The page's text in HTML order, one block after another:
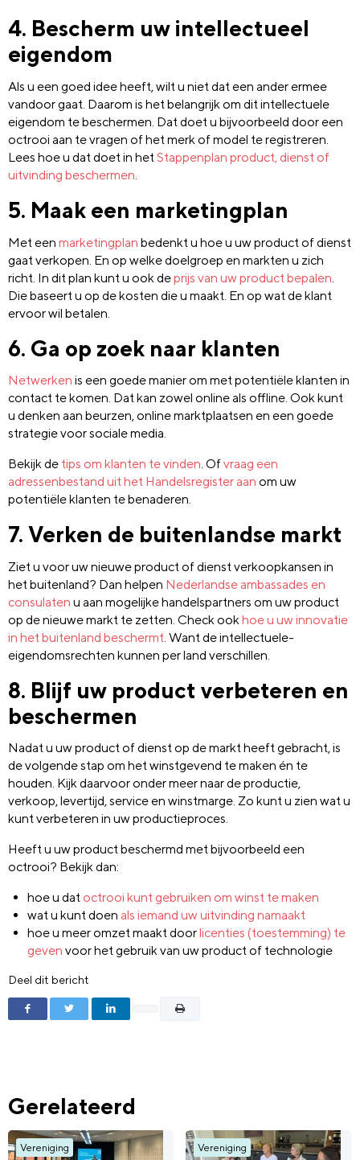
4. Bescherm uw intellectueel
eigendom
Als u een goed idee heeft, wilt u niet dat een ander ermee
vandoor gaat. Daarom is het belangrijk om dit intellectuele
eigendom te beschermen. Dat doet u bijvoorbeeld door een
octrooi aan te vragen of het merk of model te registreren.
Lees hoe u dat doet in hetStappenplan product, dienst of
uitvinding beschermen.
5. Maak een marketingplan
Met een marketingplan bedenkt u hoe u uw product of dienst
gaat verkopen. En op welke doelgroep en markten u zich
richt. In dit plan kunt u ook deprijs van uw product bepalen
Die baseert u op de kosten die u maakt. En op wat de klant
ervoor wil betalen.
6. Ga op zoek naar klanten
Netwerken is een goede manier om met potentiële klanten in
contact te komen. Dat kan zowel online als offline. Ook kunt
u denken aan beurzen, online marktplaatsen en een goede
strategie voor sociale media.
Bekijk de tips om klanten te vinden. Ofvraag een
adressenbestand uit het Handelsregister aan om uw
potentiële klanten te benaderen.
7. Verken de buitenlandse markt
Ziet u voor uw nieuwe product of dienst verkoopkansen in
het buitenland? Dan helpen Nederlandse ambassades en
consulaten u aan mogelijke handelspartners om uw product
op de nieuwe markt te zetten. Check ook hoe u uw innovatie
in het buitenland beschermt . Want de intellectuele-
eigendomsrechten kunnen per land verschillen.
8. Blijf uw product verbeteren en
beschermen
Nadat u uw product of dienst op de markt heeft gebracht, is
de volgende stap om het winstgevend te maken én te
houden. Kijk daarvoor onder meer naar de productie,
verkoop, levertijd, service en winstmarge. Zo kunt u zien wat u
kunt verbeteren in uw productieproces.
Heeft u uw product beschermd met bijvoorbeeld een
octrooi? Bekijk dan:
hoe u dat octrooi kunt gebruiken om winst te maken
wat u kunt doen als iemand uw uitvinding namaakt
hoe u meer omzet maakt doorlicenties (toestemming) te
geven voor het gebruik van uw product of technologie
Deel dit bericht
Gerelateerd
Vereniging Vereniging